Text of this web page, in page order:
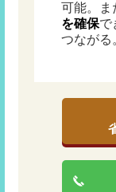
可能。ま
を確保で
つながる